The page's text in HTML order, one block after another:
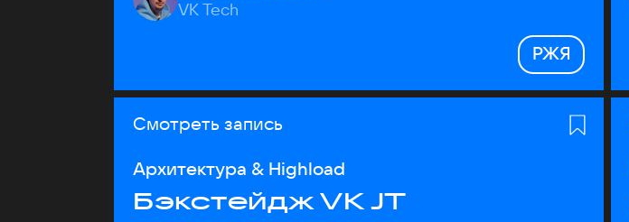
VK Tech
РЖЯ
Смотреть запись
Архитектура & Highload
Бэкстейдж VK JT